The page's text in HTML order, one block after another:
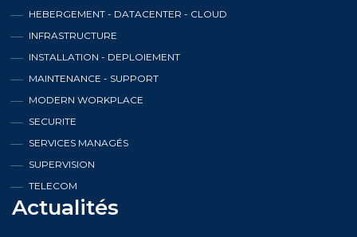
HEBERGEMENT - DATACENTER - CLOUD
INFRASTRUCTURE
INSTALLATION - DEPLOIEMENT
MAINTENANCE - SUPPORT
MODERN WORKPLACE
SECURITE
SERVICES MANAGÉS
SUPERVISION
TELECOM
Actualités